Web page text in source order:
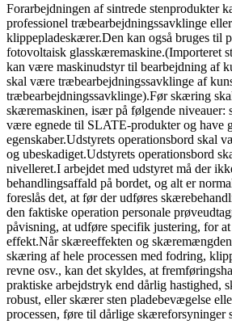
Forarbejdningen af ​​sintrede stenprodukter
professionel træbearbejdningssavklinge
klippepladeskærer.Den kan også bruges til
fotovoltaisk glasskæremaskine.(Importeret
kan være maskinudstyr til bearbejdning af
skal være træbearbejdningssavklinge af
træbearbejdningssavklinge).Før skæring
skæremaskinen, især på følgende niveauer:
være egnede til SLATE-produkter og have
egenskaber.Udstyrets operationsbord skal
og ubeskadiget.Udstyrets operationsbord
nivelleret.I arbejdet med udstyret må der
behandlingsaffald på bordet, og alt er
foreslås det, at før der udføres
den faktiske operation personale
påvisning, at udføre specifik justering, for
effekt.Når skæreeffekten og
skæring af hele processen med fodring,
revne osv., kan det skyldes, at
praktiske arbejdstryk end dårlig hastighed,
robust, eller skærer sten pladebevægelse
processen, føre til dårlige skæreforsyninger